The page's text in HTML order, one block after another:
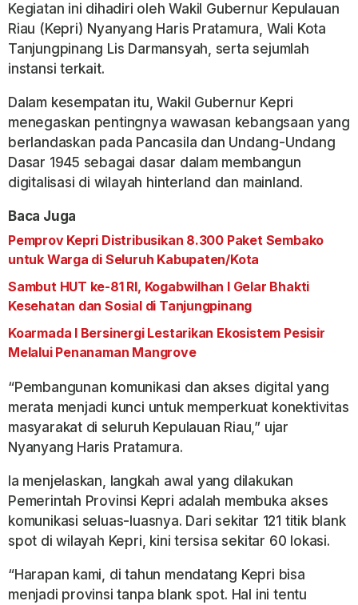
Kegiatan ini dihadiri oleh Wakil Gubernur Kepulauan
Riau (Kepri) Nyanyang Haris Pratamura, Wali Kota
Tanjungpinang Lis Darmansyah, serta sejumlah
instansi terkait.
Dalam kesempatan itu, Wakil Gubernur Kepri
menegaskan pentingnya wawasan kebangsaan yang
berlandaskan pada Pancasila dan Undang-Undang
Dasar 1945 sebagai dasar dalam membangun
digitalisasi di wilayah hinterland dan mainland.
Baca Juga
Pemprov Kepri Distribusikan 8.300 Paket Sembako
untuk Warga di Seluruh Kabupaten/Kota
Sambut HUT ke-81 RI, Kogabwilhan I Gelar Bhakti
Kesehatan dan Sosial di Tanjungpinang
Koarmada I Bersinergi Lestarikan Ekosistem Pesisir
Melalui Penanaman Mangrove
“Pembangunan komunikasi dan akses digital yang
merata menjadi kunci untuk memperkuat konektivitas
masyarakat di seluruh Kepulauan Riau,” ujar
Nyanyang Haris Pratamura.
Ia menjelaskan, langkah awal yang dilakukan
Pemerintah Provinsi Kepri adalah membuka akses
komunikasi seluas-luasnya. Dari sekitar 121 titik blank
spot di wilayah Kepri, kini tersisa sekitar 60 lokasi.
“Harapan kami, di tahun mendatang Kepri bisa
menjadi provinsi tanpa blank spot. Hal ini tentu